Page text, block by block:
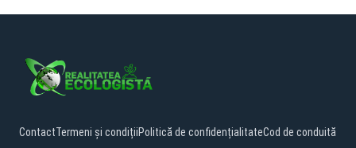
ContactTermeni și condițiiPolitică de confidențialitateCod de conduită